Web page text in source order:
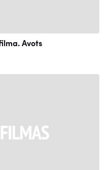
Avots